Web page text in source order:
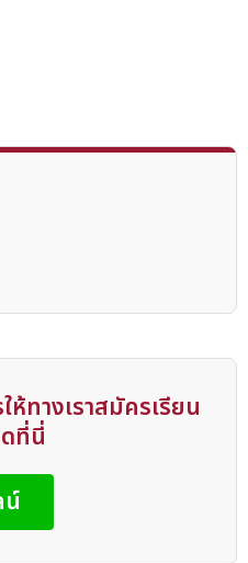
ทางเราสมัครเรียน
ที่นี่
น์